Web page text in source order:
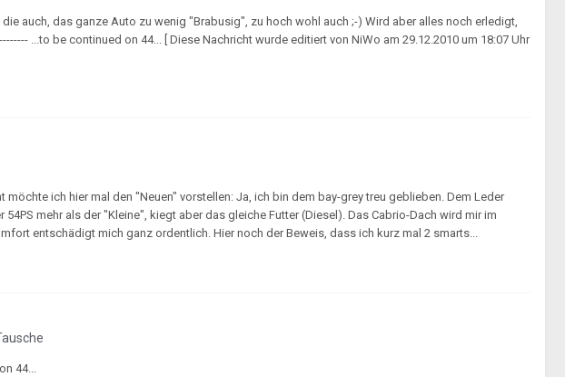
auch, das ganze Auto zu wenig "Brabusig", zu hoch wohl auch ;-) Wird aber alles noch erledigt,
...to be continued on 44... [ Diese Nachricht wurde editiert von NiWo am 29.12.2010 um 18:07 Uhr
ich hier mal den "Neuen" vorstellen: Ja, ich bin dem bay-grey treu geblieben. Dem Leder
mehr als der "Kleine", kiegt aber das gleiche Futter (Diesel). Das Cabrio-Dach wird mir im
entschädigt mich ganz ordentlich. Hier noch der Beweis, dass ich kurz mal 2 smarts...
44...